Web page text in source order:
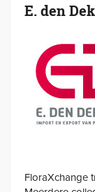
E. den
FloraXchange